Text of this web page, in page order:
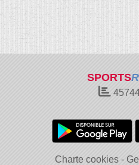
SPORTS
Charte cookies